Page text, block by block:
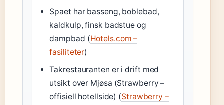
Spaet har basseng, boblebad,
kaldkulp, finsk badstue og
dampbad (Hotels.com –
fasiliteter)
Takrestauranten er i drift med
utsikt over Mjøsa (Strawberry –
offisiell hotellside) (Strawberry –